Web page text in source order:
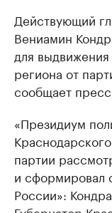
Действующий
Вениамин
для
региона от
сообщает
«Президиум
партии
и сформировал
России»: